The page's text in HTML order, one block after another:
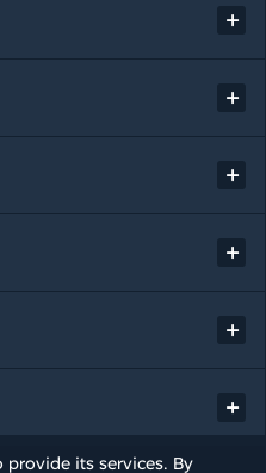
provide its services. By